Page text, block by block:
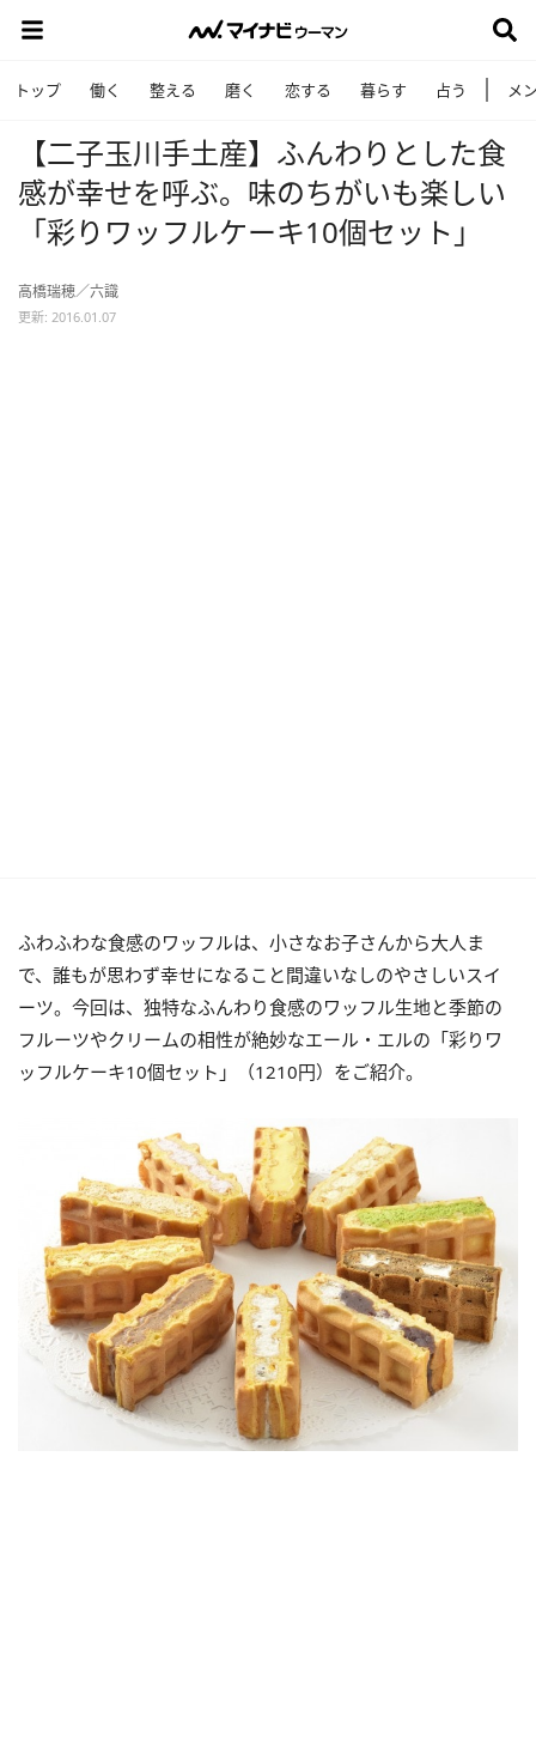
トップ 働く 整える 磨く 恋する 暮らす 占う メ
【二子玉川手土産】ふんわりとした食
感が幸せを呼ぶ。味のちがいも楽しい
「彩りワッフルケーキ10個セット」
高橋瑞穂／六識
更新: 2016.01.07
ふわふわな食感のワッフルは、小さなお子さんから大人ま
で、誰もが思わず幸せになること間違いなしのやさしいスイ
ーツ。今回は、独特なふんわり食感のワッフル生地と季節の
フルーツやクリームの相性が絶妙なエール・エルの「彩りワ
ッフルケーキ10個セット」（1210円）をご紹介。